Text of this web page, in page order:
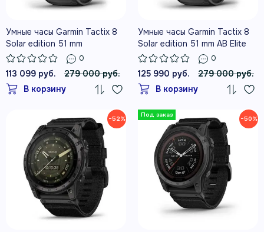
Умные часы Garmin Tactix 8
Solar edition 51 mm
0
113 099 руб.
279 000 руб.
В корзину
Умные часы Garmin Tactix 8
Solar edition 51 mm AB Elite
0
125 990 руб.
279 000 руб.
В корзину
−52% −50%